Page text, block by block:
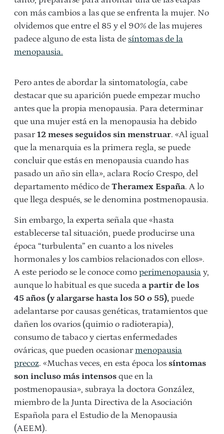
con más cambios a las que se enfrenta la mujer. No
olvidemos que entre el 85 y el 90% de las mujeres
padece alguno de esta lista de síntomas de la
menopausia.
Pero antes de abordar la sintomatología, cabe
destacar que su aparición puede empezar mucho
antes que la propia menopausia. Para determinar
que una mujer está en la menopausia ha debido
pasar12 meses seguidos sin menstruar. «Al igual
que la menarquia es la primera regla, se puede
concluir que estás en menopausia cuando has
pasado un año sin ella», aclara Rocío Crespo, del
departamento médico de Theramex España. A lo
que llega después, se le denomina postmenopausia.
Sin embargo, la experta señala que «hasta
establecerse tal situación, puede producirse una
época “turbulenta” en cuanto a los niveles
hormonales y los cambios relacionados con ellos».
A este periodo se le conoce como perimenopausia y,
aunque lo habitual es que suceda a partir de los
45 años (y alargarse hasta los 50 o 55), puede
adelantarse por causas genéticas, tratamientos que
dañen los ovarios (quimio o radioterapia),
consumo de tabaco y ciertas enfermedades
ováricas, que pueden ocasionar menopausia
precoz. «Muchas veces, en esta época los síntomas
son incluso más intensos que en la
postmenopausia», subraya la doctora González,
miembro de la Junta Directiva de la Asociación
Española para el Estudio de la Menopausia
(AEEM).